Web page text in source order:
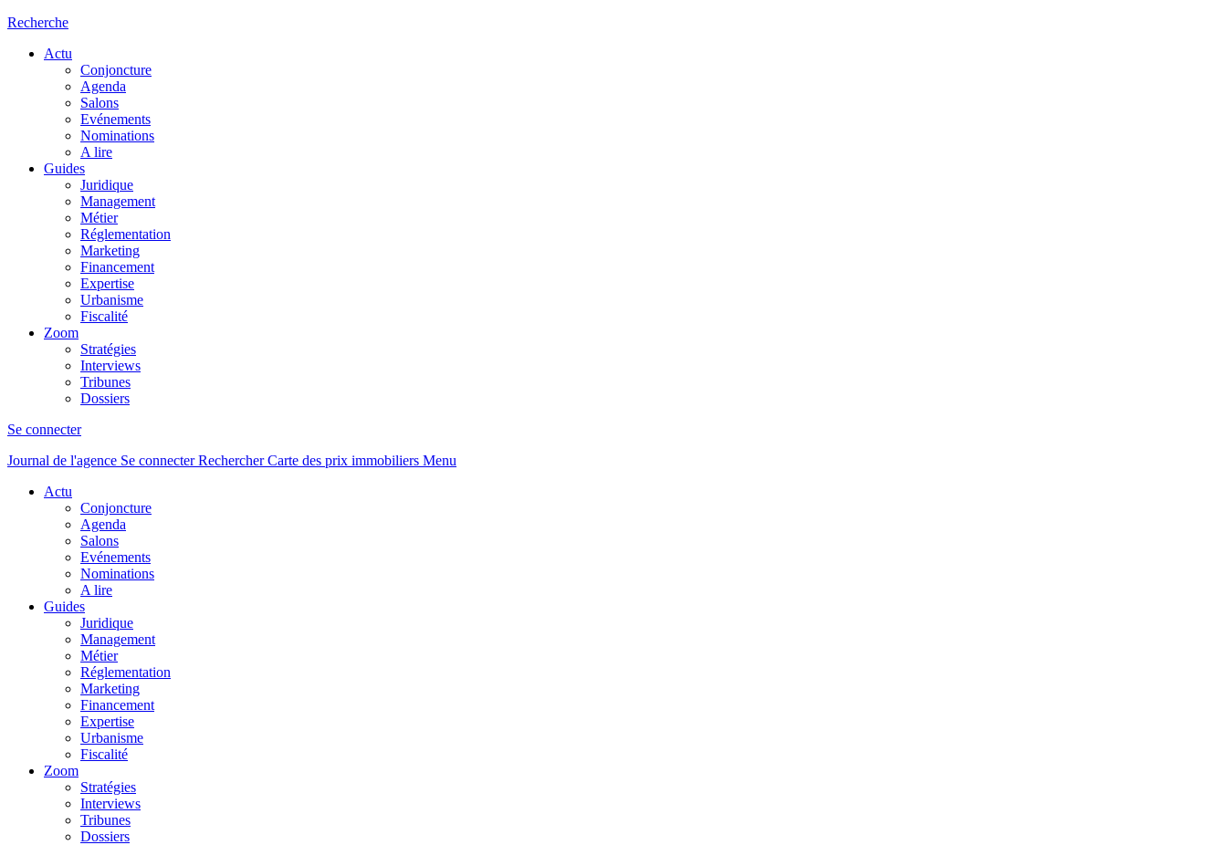
Recherche
Actu
Conjoncture
Agenda
Salons
Evénements
Nominations
A lire
Guides
Juridique
Management
Métier
Réglementation
Marketing
Financement
Expertise
Urbanisme
Fiscalité
Zoom
Stratégies
Interviews
Tribunes
Dossiers
Se connecter
Journal de l'agence Se connecterRechercher Carte des prix immobiliers Menu
Actu
Conjoncture
Agenda
Salons
Evénements
Nominations
A lire
Guides
Juridique
Management
Métier
Réglementation
Marketing
Financement
Expertise
Urbanisme
Fiscalité
Zoom
Stratégies
Interviews
Tribunes
Dossiers